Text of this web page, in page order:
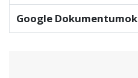
Google Dokumentumok